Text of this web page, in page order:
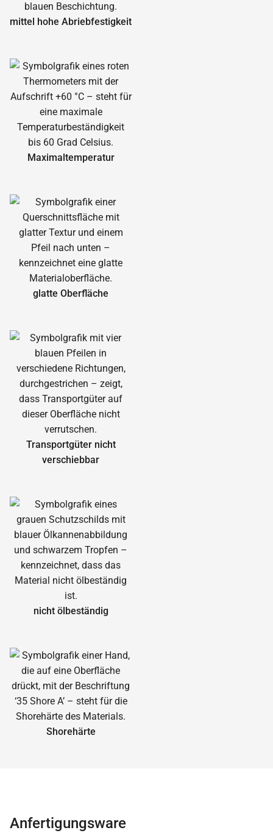
mittel hohe Abrieb­festigkeit
Maximal­temperatur
glatte Oberfläche
Transportgüter nicht
verschiebbar
nicht ölbeständig
Shorehärte
Anfertigungsware